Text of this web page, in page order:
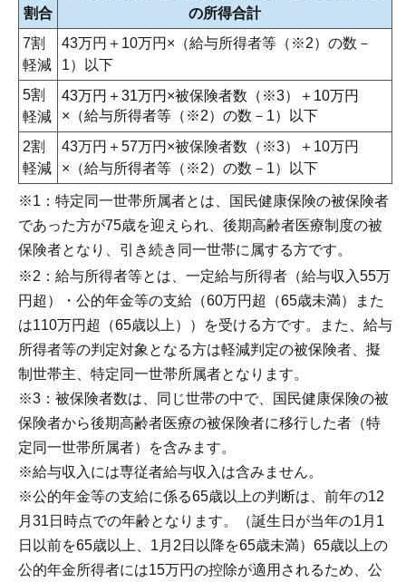
割合
の所得合計
7割
軽減
43万円＋10万円×（給与所得者等（※2）の数－
1）以下
5割
軽減
43万円＋31万円×被保険者数（※3）＋10万円
×（給与所得者等（※2）の数－1）以下
2割
軽減
43万円＋57万円×被保険者数（※3）＋10万円
×（給与所得者等（※2）の数－1）以下
※1：特定同一世帯所属者とは、国民健康保険の被保険者
であった方が75歳を迎えられ、後期高齢者医療制度の被
保険者となり、引き続き同一世帯に属する方です。
※2：給与所得者等とは、一定給与所得者（給与収入55万
円超）・公的年金等の支給（60万円超（65歳未満）また
は110万円超（65歳以上））を受ける方です。また、給与
所得者等の判定対象となる方は軽減判定の被保険者、擬
制世帯主、特定同一世帯所属者となります。
※3：被保険者数は、同じ世帯の中で、国民健康保険の被
保険者から後期高齢者医療の被保険者に移行した者（特
定同一世帯所属者）を含みます。
※給与収入には専従者給与収入は含みません。
※公的年金等の支給に係る65歳以上の判断は、前年の12
月31日時点での年齢となります。（誕生日が当年の1月1
日以前を65歳以上、1月2日以降を65歳未満）65歳以上の
公的年金所得者には15万円の控除が適用されるため、公